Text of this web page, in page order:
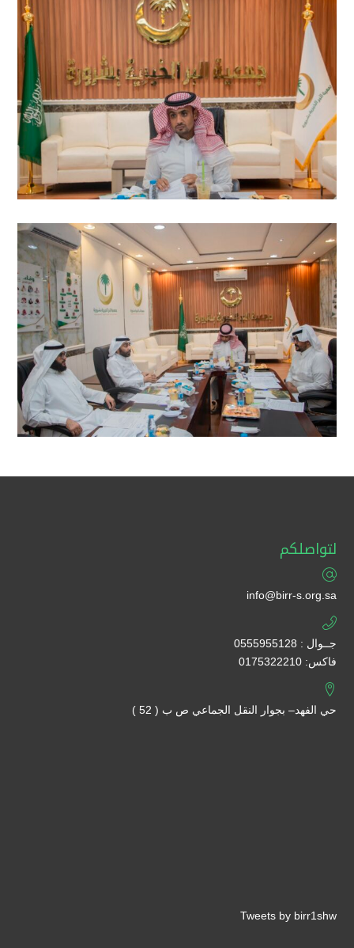
لتواصلكم
info@birr-s.org.sa
جــوال : 0555955128
فاكس: 0175322210
حي الفهد– بجوار النقل الجماعي ص ب ( 52 )
Tweets by birr1shw